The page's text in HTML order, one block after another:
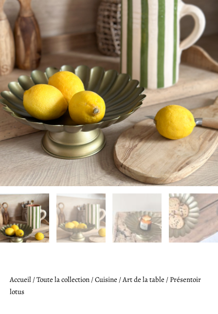
Accueil /Toute la collection /Cuisine /Art de la table / Présentoir
lotus